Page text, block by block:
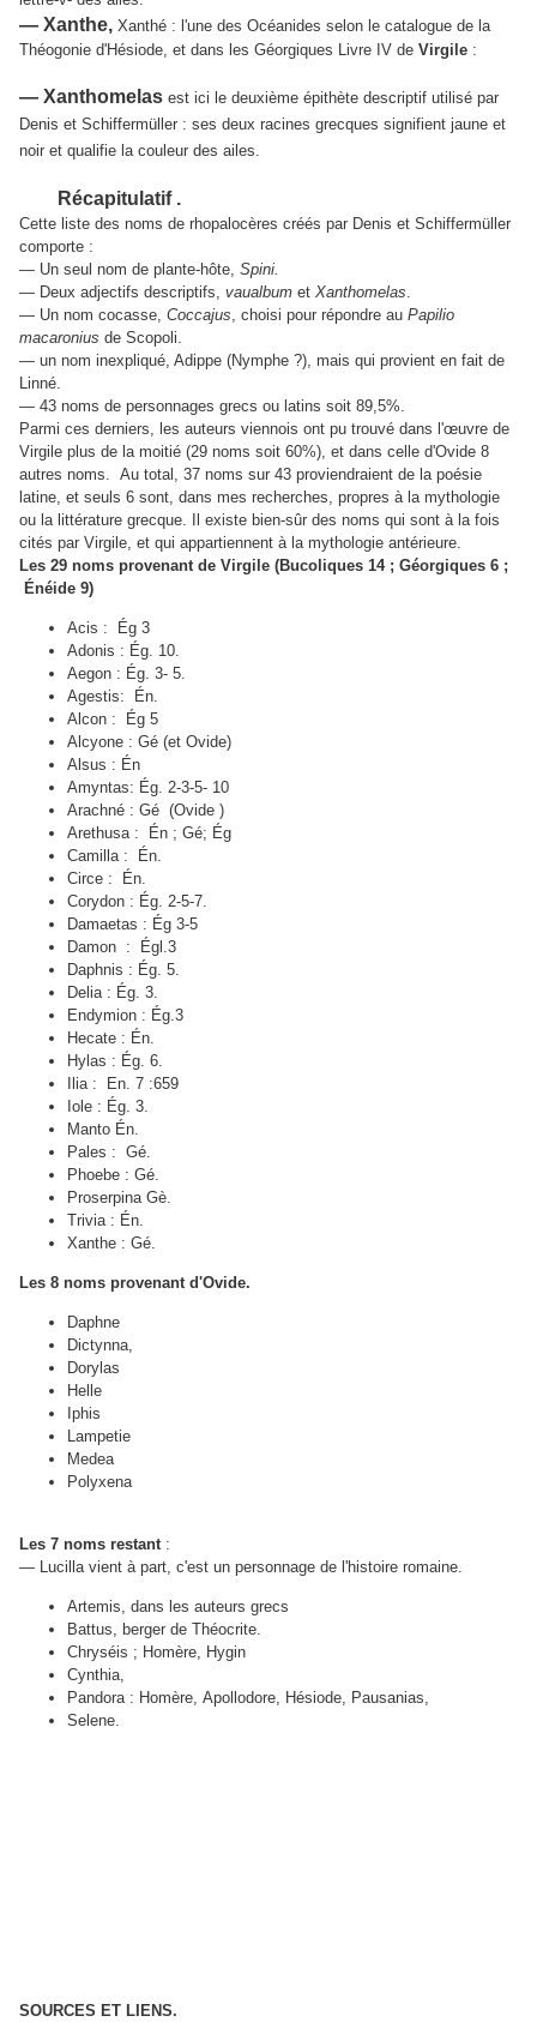
— Xanthe, Xanthé : l'une des Océanides selon le catalogue de la
Théogonie d'Hésiode, et dans les Géorgiques Livre IV de Virgile :
— Xanthomelas est ici le deuxième épithète descriptif utilisé par
Denis et Schiffermüller : ses deux racines grecques signifient jaune et
noir et qualifie la couleur des ailes.
Récapitulatif .
Cette liste des noms de rhopalocères créés par Denis et Schiffermüller
comporte :
— Un seul nom de plante-hôte, Spini.
— Deux adjectifs descriptifs, vaualbum et Xanthomelas
— Un nom cocasse, Coccajus , choisi pour répondre au Papilio
macaronius de Scopoli.
— un nom inexpliqué, Adippe (Nymphe ?), mais qui provient en fait de
Linné.
— 43 noms de personnages grecs ou latins soit 89,5%.
Parmi ces derniers, les auteurs viennois ont pu trouvé dans l'œuvre de
Virgile plus de la moitié (29 noms soit 60%), et dans celle d'Ovide 8
autres noms. Au total, 37 noms sur 43 proviendraient de la poésie
latine, et seuls 6 sont, dans mes recherches, propres à la mythologie
ou la littérature grecque. Il existe bien-sûr des noms qui sont à la fois
cités par Virgile, et qui appartiennent à la mythologie antérieure.
Les 29 noms provenant de Virgile (Bucoliques 14 ; Géorgiques 6 ;
Énéide 9)
Acis : Ég 3
Adonis : Ég. 10.
Aegon : Ég. 3- 5.
Agestis: Én.
Alcon : Ég 5
Alcyone : Gé (et Ovide)
Alsus : Én
Amyntas: Ég. 2-3-5- 10
Arachné : Gé (Ovide )
Arethusa : Én ; Gé; Ég
Camilla : Én.
Circe : Én.
Corydon : Ég. 2-5-7
Damaetas : Ég 3-5
Damon : Égl.3
Daphnis : Ég. 5.
Delia : Ég. 3.
Endymion : Ég.3
Hecate : Én.
Hylas : Ég. 6.
Ilia : En. 7 :659
Iole : Ég. 3.
Manto Én.
Pales : Gé.
Phoebe : Gé.
Proserpina Gè.
Trivia : Én.
Xanthe : Gé.
Les 8 noms provenant d'Ovide.
Daphne
Dictynna,
Dorylas
Helle
Iphis
Lampetie
Medea
Polyxena
Les 7 noms restant :
— Lucilla vient à part, c'est un personnage de l'histoire romaine.
Artemis, dans les auteurs grecs
Battus, berger de Théocrite.
Chryséis ; Homère, Hygin
Cynthia,
Pandora : Homère, Apollodore, Hésiode, Pausanias,
Selene.
SOURCES ET LIENS.